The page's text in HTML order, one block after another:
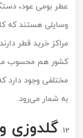
عطر بومی عود،
وسایلی هستند که
مراکز خرید قطر
کشور هم محسوب
مختلفی وجود دارد
به شمار می‌رود.
گلدوزی